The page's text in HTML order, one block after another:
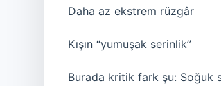
Daha az ekstrem rüzgâr
Kışın “yumuşak serinlik”
Burada kritik fark şu: Soğuk